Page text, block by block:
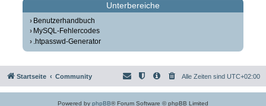
Unterbereiche
Benutzerhandbuch
MySQL-Fehlercodes
.htpasswd-Generator
Startseite Community Alle Zeiten sind UTC+02:00
Powered by phpBB® Forum Software © phpBB Limited